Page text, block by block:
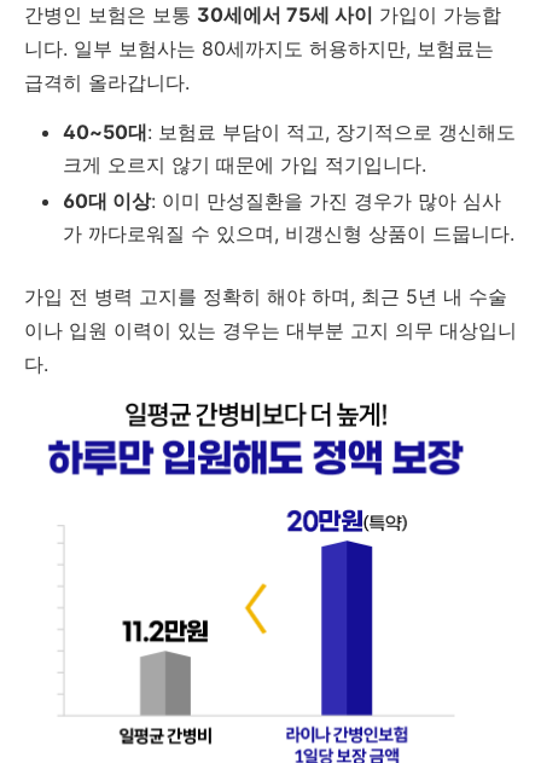
간병인 보험은 보통 30세에서 75세 사이 가입이 가능합
니다. 일부 보험사는 80세까지도 허용하지만, 보험료는
급격히 올라갑니다.
40~50대: 보험료 부담이 적고, 장기적으로 갱신해도
크게 오르지 않기 때문에 가입 적기입니다.
60대 이상: 이미 만성질환을 가진 경우가 많아 심사
가 까다로워질 수 있으며, 비갱신형 상품이 드뭅니다.
가입 전 병력 고지를 정확히 해야 하며, 최근 5년 내 수술
이나 입원 이력이 있는 경우는 대부분 고지 의무 대상입니
다.